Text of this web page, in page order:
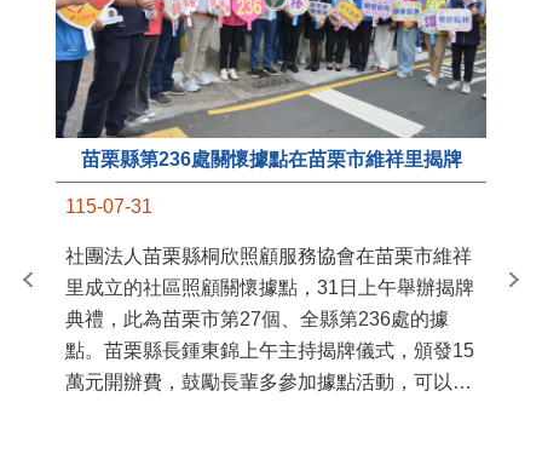
苗栗縣第236處關懷據點在苗栗市維祥里揭牌
115-07-31
社團法人苗栗縣桐欣照顧服務協會在苗栗市維祥
里成立的社區照顧關懷據點，31日上午舉辦揭牌
典禮，此為苗栗市第27個、全縣第236處的據
點。苗栗縣長鍾東錦上午主持揭牌儀式，頒發15
萬元開辦費，鼓勵長輩多參加據點活動，可以更
苗